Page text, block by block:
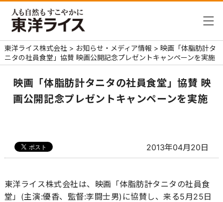
東洋ライス株式会社 > お知らせ・メディア情報 > 映画「体脂肪計タ
ニタの社員食堂」協賛 映画公開記念プレゼントキャンペーンを実施
映画「体脂肪計タニタの社員食堂」協賛 映
画公開記念プレゼントキャンペーンを実施
2013年04月20日
東洋ライス株式会社は、映画「体脂肪計タニタの社員食
堂」(主演:優香、監督:李闘士男)に協賛し、来る5月25日